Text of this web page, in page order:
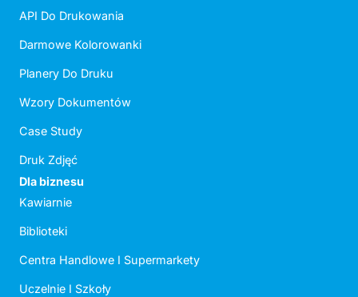
API Do Drukowania
Darmowe Kolorowanki
Planery Do Druku
Wzory Dokumentów
Case Study
Druk Zdjęć
Dla biznesu
Kawiarnie
Biblioteki
Centra Handlowe I Supermarkety
Uczelnie I Szkoły